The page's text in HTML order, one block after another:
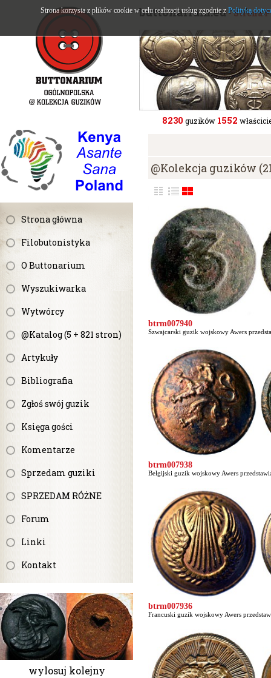
Strona główna
Filobutonistyka
O Buttonarium
Wyszukiwarka
Wytwórcy
@Katalog (5 + 821 stron)
Artykuły
Bibliografia
Zgłoś swój guzik
Księga gości
Komentarze
Sprzedam guziki
SPRZEDAM RÓŻNE
Forum
Linki
Kontakt
wylosuj kolejny
buttonarium.eu- Strona
8230 guzików 1552
@Kolekcja guzików
btrm007940
Szwajcarski guzik wojskowy Awers
btrm007938
Belgijski guzik wojskowy Awers
btrm007936
Francuski guzik wojskowy Awers
Strona korzysta z plików cookie w celu realizacji usług zgodnie z Polityką